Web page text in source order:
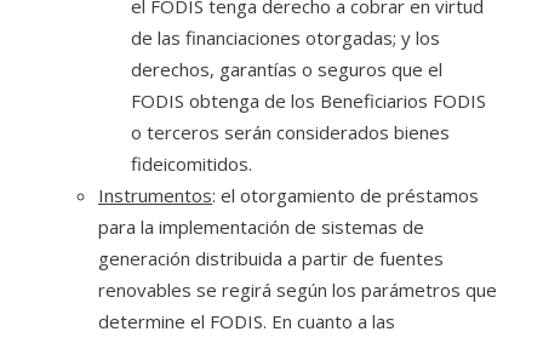
el FODIS tenga derecho a cobrar en virtud
de las financiaciones otorgadas; y los
derechos, garantías o seguros que el
FODIS obtenga de los Beneficiarios FODIS
o terceros serán considerados bienes
fideicomitidos.
Instrumentos: el otorgamiento de préstamos
para la implementación de sistemas de
generación distribuida a partir de fuentes
renovables se regirá según los parámetros que
determine el FODIS. En cuanto a las